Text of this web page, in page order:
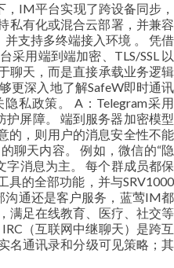
IM平台实现了跨设备同步，
私有化或混合云部署，并兼容
支持多终端接入环境 。 凭借
用端到端加密、TLS/SSL 以
聊天，而是直接承载业务逻辑
更深入地了解SafeW即时通讯
私政策。 A：Telegram采用
屏障。 端到服务器加密模型
的，则用户的消息安全性不能
聊天内容。 例如，微信的“隐
消息为主。 每个群成员都保
具的全部功能，并与SRV1000
沟通还是客户服务，蓝莺IM都
满足在线教育、医疗、社交等
（互联网中继聊天）是跨互
名通讯录和分级可见策略；其